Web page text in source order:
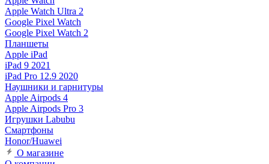
Apple Watch Ultra 2
Google Pixel Watch
Google Pixel Watch 2
Планшеты
Apple iPad
iPad 9 2021
iPad Pro 12.9 2020
Наушники и гарнитуры
Apple Airpods 4
Apple Airpods Pro 3
Игрушки Labubu
Смартфоны
Honor/Huawei
О магазине